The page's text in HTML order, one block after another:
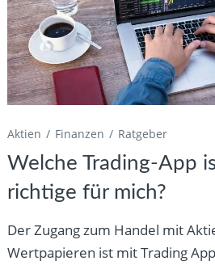
Aktien Finanzen Ratgeber
Welche Trading-App
richtige für mich?
Der Zugang zum Handel mit
Wertpapieren ist mit Trading